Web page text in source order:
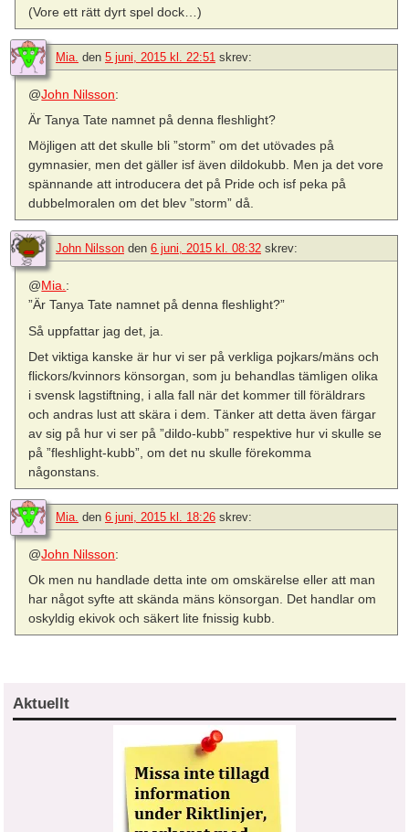
(Vore ett rätt dyrt spel dock…)
Mia. den 5 juni, 2015 kl. 22:51 skrev:
@John Nilsson:
Är Tanya Tate namnet på denna fleshlight?
Möjligen att det skulle bli ”storm” om det utövades på
gymnasier, men det gäller isf även dildokubb. Men ja det vore
spännande att introducera det på Pride och isf peka på
dubbelmoralen om det blev ”storm” då.
John Nilsson den 6 juni, 2015 kl. 08:32 skrev:
@Mia.:
”Är Tanya Tate namnet på denna fleshlight?”
Så uppfattar jag det, ja.
Det viktiga kanske är hur vi ser på verkliga pojkars/mäns och
flickors/kvinnors könsorgan, som ju behandlas tämligen olika
i svensk lagstiftning, i alla fall när det kommer till föräldrars
och andras lust att skära i dem. Tänker att detta även färgar
av sig på hur vi ser på ”dildo-kubb” respektive hur vi skulle se
på ”fleshlight-kubb”, om det nu skulle förekomma
någonstans.
Mia. den 6 juni, 2015 kl. 18:26 skrev:
@John Nilsson:
Ok men nu handlade detta inte om omskärelse eller att man
har något syfte att skända mäns könsorgan. Det handlar om
oskyldig ekivok och säkert lite fnissig kubb.
Aktuellt